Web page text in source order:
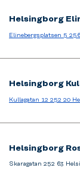
Helsingborg
Elinebergsplatsen 5
Helsingborg
Kullagatan 12 252 20
Helsingborg
Skaragatan 252 63